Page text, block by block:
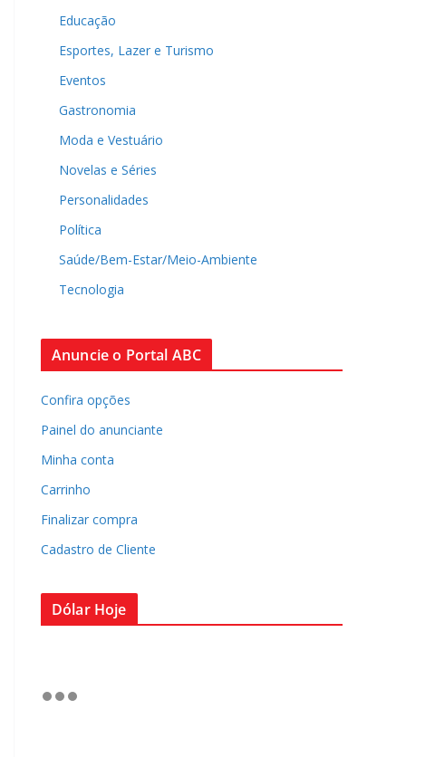
Educação
Esportes, Lazer e Turismo
Eventos
Gastronomia
Moda e Vestuário
Novelas e Séries
Personalidades
Política
Saúde/Bem-Estar/Meio-Ambiente
Tecnologia
Anuncie o Portal ABC
Confira opções
Painel do anunciante
Minha conta
Carrinho
Finalizar compra
Cadastro de Cliente
Dólar Hoje